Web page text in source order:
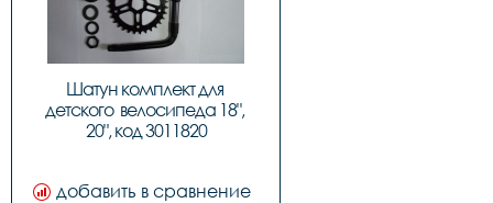
Шатун комплект для
детского  велосипеда 18",
20", код 3011820
добавить в сравнение